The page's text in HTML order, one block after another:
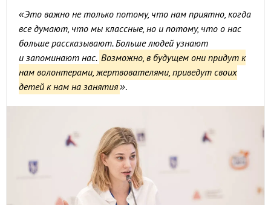
«Это важно не только потому, что нам приятно, когда
все думают, что мы классные, но и потому, что о нас
больше рассказывают. Больше людей узнают
и запоминают нас. Возможно, в будущем они придут к
нам волонтерами, жертвователями, приведут своих
детей к нам на занятия».